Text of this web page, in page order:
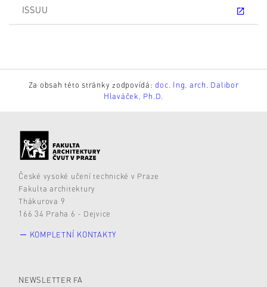
ISSUU
Za obsah této stránky zodpovídá:doc. Ing. arch. Dalibor
Hlaváček, Ph.D.
České vysoké učení technické v Praze
Fakulta architektury
Thákurova 9
166 34 Praha 6 - Dejvice
KOMPLETNÍ KONTAKTY
NEWSLETTER FA